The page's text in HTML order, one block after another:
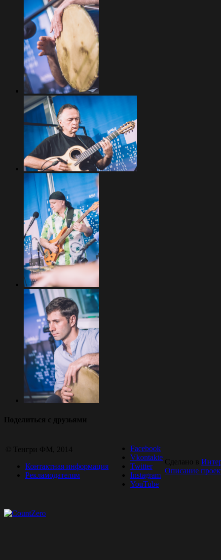
Поделиться с друзьями
© Тенгри ФМ, 2014
Контактная информация
Рекламодателям
Facebook
Vkontakte
Twitter
Instagram
YouTube
Сделано в
Описание